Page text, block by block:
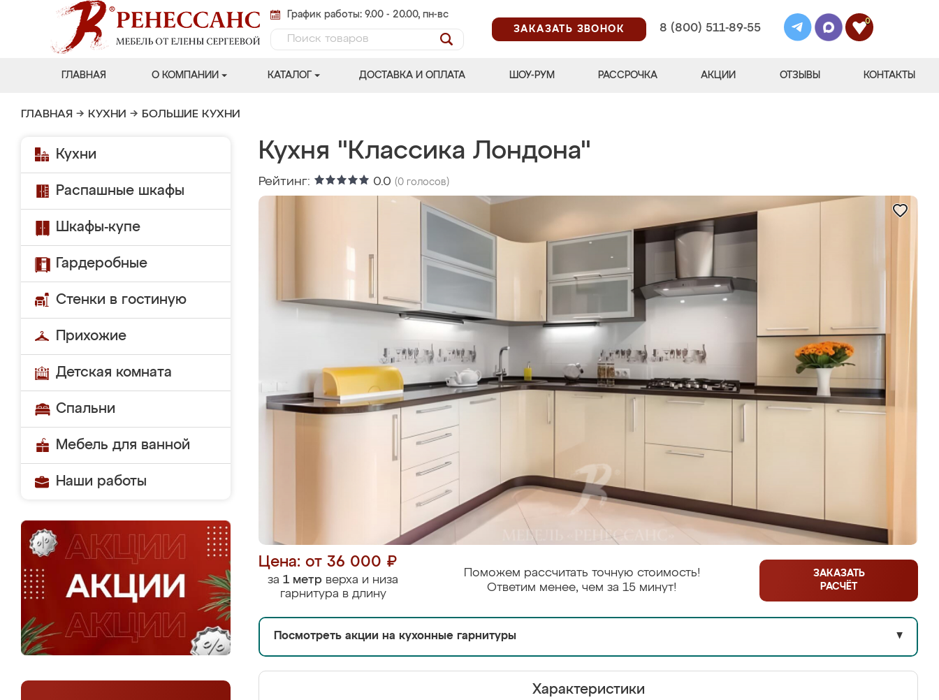
График работы: 9.00 - 20.00, пн-вс
ЗАКАЗАТЬ ЗВОНОК
8 (800) 511-89-55
0
ГЛАВНАЯ О КОМПАНИИ КАТАЛОГ ДОСТАВКА И ОПЛАТА ШОУ-РУМ РАССРОЧКА АКЦИИ ОТЗЫВЫ КОНТАКТЫ
ГЛАВНАЯ → КУХНИ → БОЛЬШИЕ КУХНИ
Кухни
Распашные шкафы
Шкафы-купе
Гардеробные
Стенки в гостиную
Прихожие
Детская комната
Спальни
Мебель для ванной
Наши работы
Кухня "Классика Лондона"
Рейтинг: 0.0 (0 голосов)
Цена: от 36 000 ₽
за 1 метр верха и низа
гарнитура в длину
Поможем рассчитать точную стоимость!
Ответим менее, чем за 15 минут!
ЗАКАЗАТЬ
РАСЧЁТ
Посмотреть акции на кухонные гарнитуры ▼
Характеристики